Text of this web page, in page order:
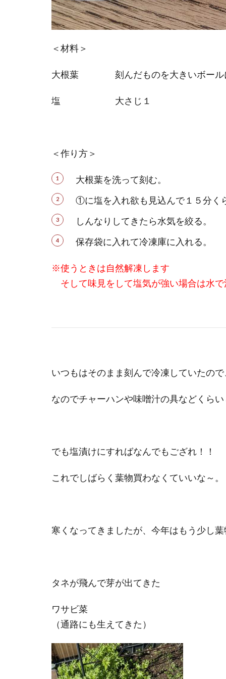
＜材料＞
大根葉 刻んだものを大きいボール
塩 大さじ１
＜作り方＞
大根葉を洗って刻む。
①に塩を入れ欲も見込んで１５分く
しんなりしてきたら水気を絞る。
保存袋に入れて冷凍庫に入れる。
※使うときは自然解凍します
そして味見をして塩気が強い場合は水
いつもはそのまま刻んで冷凍していたの
なのでチャーハンや味噌汁の具などくら
でも塩漬けにすればなんでもござれ！！
これでしばらく葉物買わなくていいな～。
寒くなってきましたが、今年はもう少し
タネが飛んで芽が出てきた
ワサビ菜
（通路にも生えてきた）